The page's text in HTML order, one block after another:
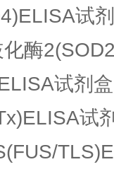
试
酶
试剂盒
试